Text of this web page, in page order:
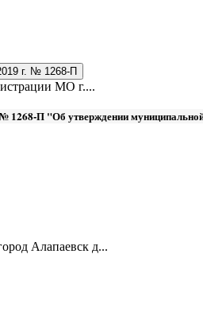
г. № 1268-П
МО г....
1268-П "Об утверждении
Алапаевск д...